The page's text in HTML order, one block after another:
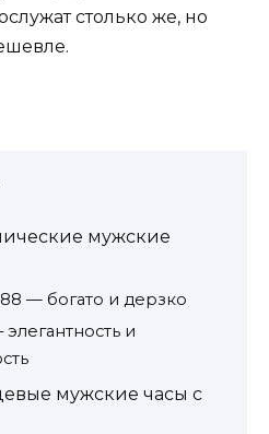
столько же, но
мужские
— богато и дерзко
элегантность и
мужские часы с